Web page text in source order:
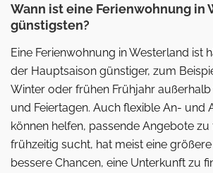
Wann ist eine Ferienwohnung in
günstigsten?
Eine Ferienwohnung in Westerland ist
der Hauptsaison günstiger, zum
Winter oder frühen Frühjahr außerhalb
und Feiertagen. Auch flexible An- und
können helfen, passende Angebote zu
frühzeitig sucht, hat meist eine
bessere Chancen, eine Unterkunft zu